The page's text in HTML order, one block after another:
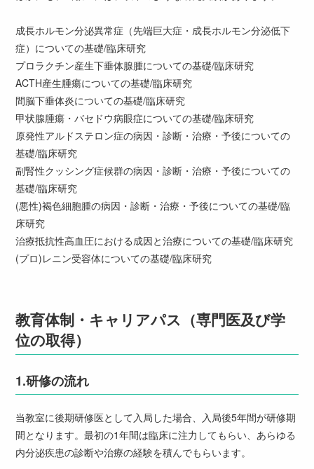
成長ホルモン分泌異常症（先端巨大症・成長ホルモン分泌低下
症）についての基礎/臨床研究
プロラクチン産生下垂体腺腫についての基礎/臨床研究
ACTH産生腫瘍についての基礎/臨床研究
間脳下垂体炎についての基礎/臨床研究
甲状腺腫瘍・バセドウ病眼症についての基礎/臨床研究
原発性アルドステロン症の病因・診断・治療・予後についての
基礎/臨床研究
副腎性クッシング症候群の病因・診断・治療・予後についての
基礎/臨床研究
(悪性)褐色細胞腫の病因・診断・治療・予後についての基礎/臨
床研究
治療抵抗性高血圧における成因と治療についての基礎/臨床研究
(プロ)レニン受容体についての基礎/臨床研究
教育体制・キャリアパス （専門医及び学
位の取得）
1.研修の流れ
当教室に後期研修医として入局した場合、入局後5年間が研修期
間となります。最初の1年間は臨床に注力してもらい、あらゆる
内分泌疾患の診断や治療の経験を積んでもらいます。